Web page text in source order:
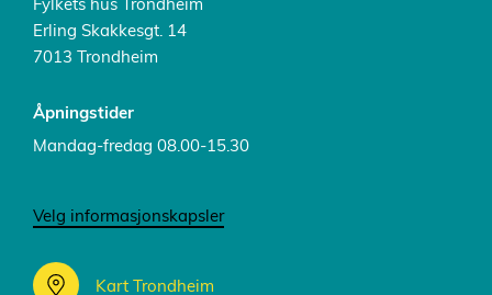
Fylkets hus Trondheim
Erling Skakkesgt. 14
7013 Trondheim
Åpningstider
Mandag-fredag 08.00-15.30
Velg informasjonskapsler
Kart Trondheim